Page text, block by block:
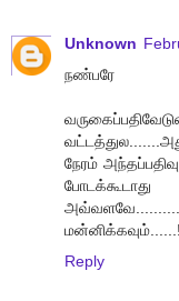
Unknown
நண்பரே
நேரம்
மன்னிக்கவும்......!
Reply